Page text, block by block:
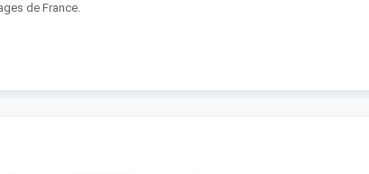
de France.